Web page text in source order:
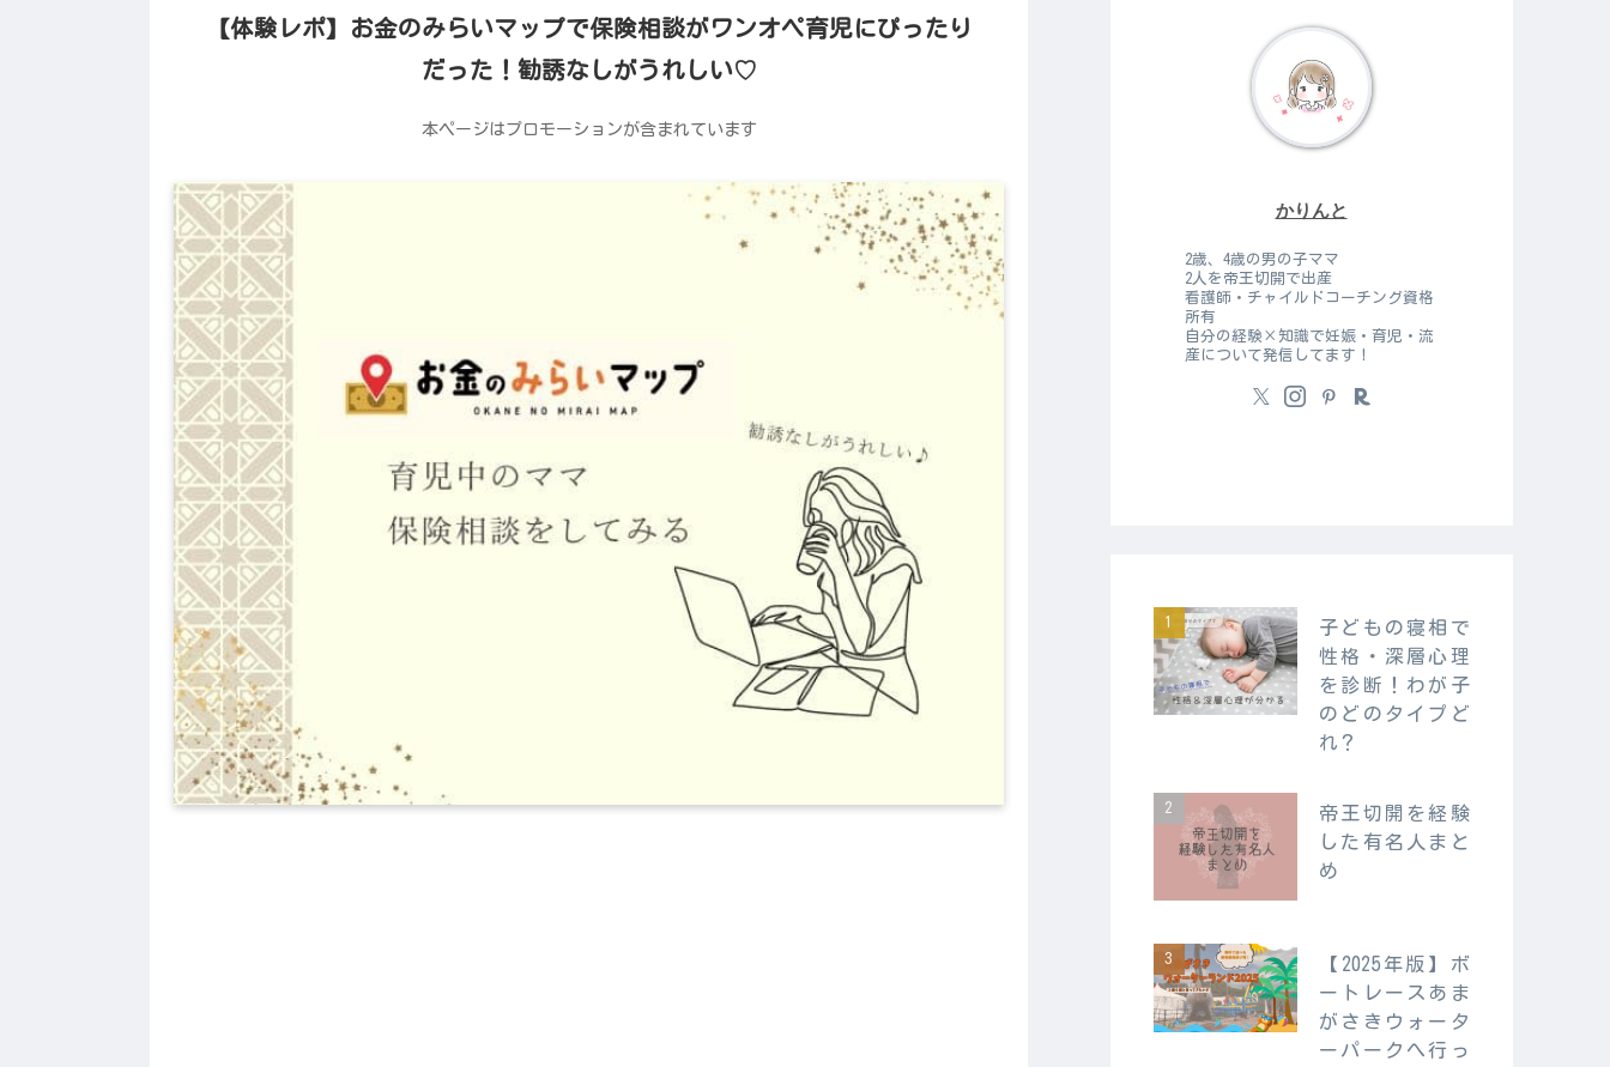
【体験レポ】お金のみらいマップで保険相談がワンオペ育児にぴったり
だった！勧誘なしがうれしい♡
本ページはプロモーションが含まれています
かりんと
2歳、4歳の男の子ママ
2人を帝王切開で出産
看護師・チャイルドコーチング資格
所有
自分の経験×知識で妊娠・育児・流
産について発信してます！
子どもの寝相で
性格・深層心理
を診断！わが子
のどのタイプど
れ？
帝王切開を経験
した有名人まと
め
【2025年版】ボ
ートレースあま
がさきウォータ
ーパークへ行っ